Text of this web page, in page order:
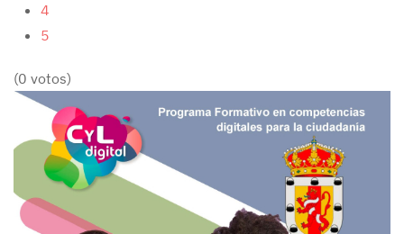
4
5
(0 votos)